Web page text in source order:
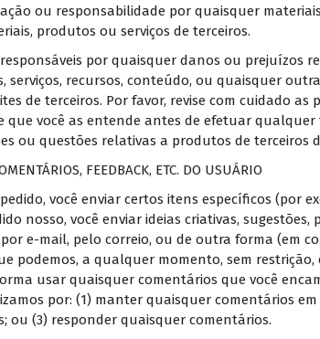
ou responsabilidade por quaisquer
produtos ou serviços de terceiros.
por quaisquer danos ou prejuízos
serviços, recursos, conteúdo, ou quaisquer
de terceiros. Por favor, revise com cuidado as
que você as entende antes de efetuar qualquer
ou questões relativas a produtos de terceiros
FEEDBACK, ETC. DO USUÁRIO
você enviar certos itens específicos (por
nosso, você enviar ideias criativas,
e-mail, pelo correio, ou de outra forma (em
podemos, a qualquer momento, sem
usar quaisquer comentários que você
por: (1) manter quaisquer comentários
ou (3) responder quaisquer comentários.